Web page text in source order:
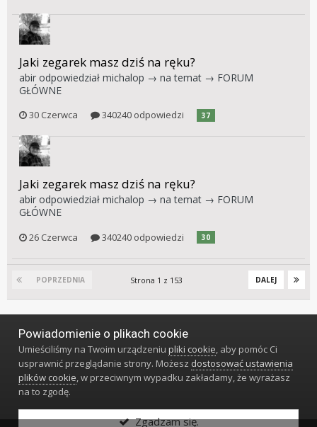
Jaki zegarek masz dziś na ręku?
abir odpowiedział michalop → na temat → FORUM
GŁÓWNE
30 Czerwca 340240 odpowiedzi 37
Jaki zegarek masz dziś na ręku?
abir odpowiedział michalop → na temat → FORUM
GŁÓWNE
26 Czerwca 340240 odpowiedzi 30
POPRZEDNIA DALEJ
Strona 1 z 153
Język Styl Polityka prywatności
Klub Miłośników Zegarów i Zegarków
Powered by Invision Community
Powiadomienie o plikach cookie
Umieściliśmy na Twoim urządzeniupliki cookie, aby pomóc Ci
usprawnić przeglądanie strony. Możesz dostosować ustawienia
plików cookie, w przeciwnym wypadku zakładamy, że wyrażasz
na to zgodę.
Zgadzam się.